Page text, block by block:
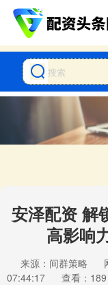
安泽配资 解
高影响
来源：间群策略
07:44:17
查看：189